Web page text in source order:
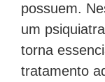
possuem.
um
torna
tratamento